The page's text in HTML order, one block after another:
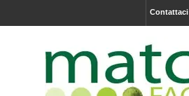
Contattaci